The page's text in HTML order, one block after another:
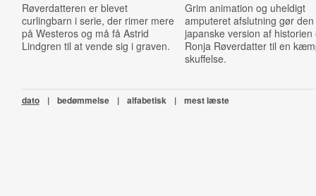
Røverdatteren er blevet
curlingbarn i serie, der rimer mere
på Westeros og må få Astrid
Lindgren til at vende sig i graven.
Grim animation og uheldigt
amputeret afslutning gør den
japanske version af historien
Ronja Røverdatter til en
skuffelse.
dato | bedømmelse | alfabetisk | mest læste